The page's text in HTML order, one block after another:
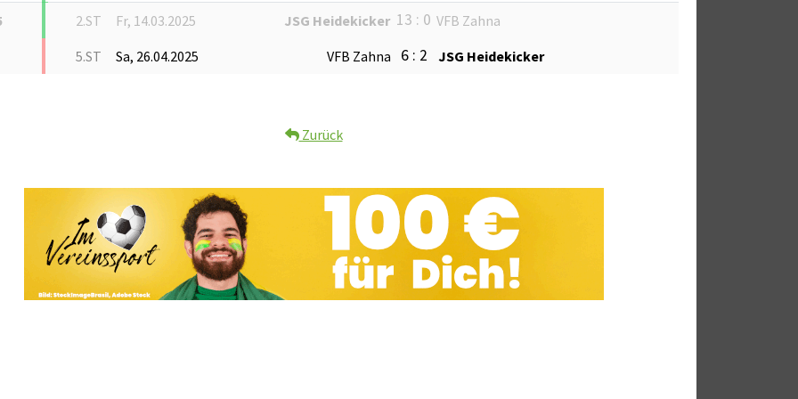
2.ST Fr, 14.03.2025 JSG Heidekicker 13 : 0 VFB Zahna
5.ST
Sa, 26.04.2025 VFB Zahna 6 : 2 JSG Heidekicker
Zurück